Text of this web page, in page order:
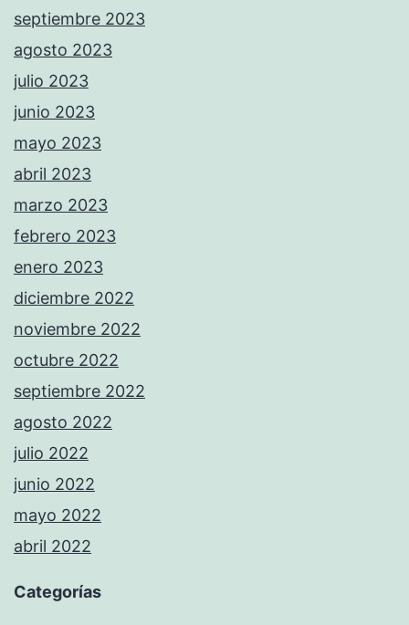
septiembre 2023
agosto 2023
julio 2023
junio 2023
mayo 2023
abril 2023
marzo 2023
febrero 2023
enero 2023
diciembre 2022
noviembre 2022
octubre 2022
septiembre 2022
agosto 2022
julio 2022
junio 2022
mayo 2022
abril 2022
Categorías